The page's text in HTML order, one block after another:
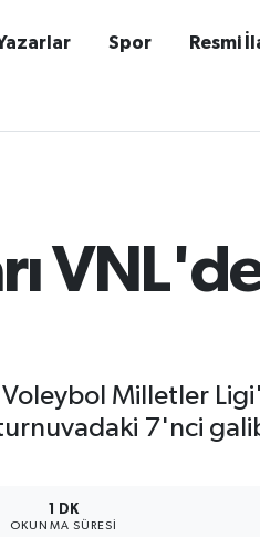
Spor Resmi
Milletler
7'nci
1 DK
OKUNMA SÜRESI